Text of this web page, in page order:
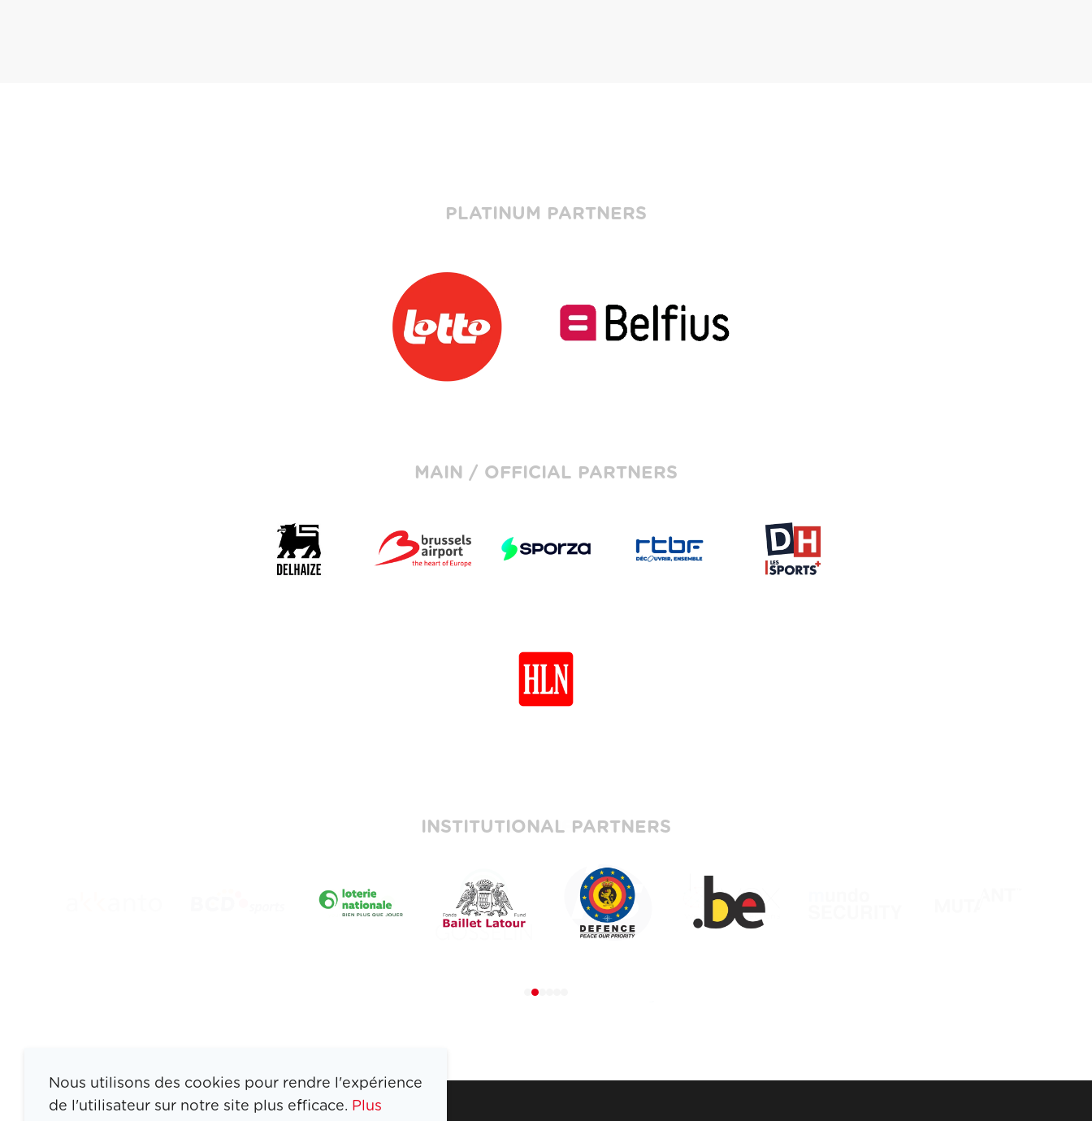
PLATINUM PARTNERS
MAIN / OFFICIAL PARTNERS
INSTITUTIONAL PARTNERS
Nous utilisons des cookies pour rendre l'expérience
de l'utilisateur sur notre site plus efficace. Plus